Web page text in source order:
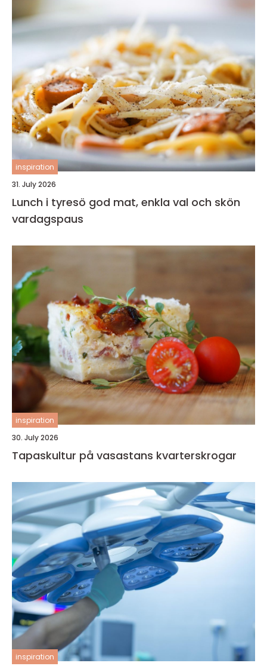
inspiration
31. July 2026
Lunch i tyresö god mat, enkla val och skön
vardagspaus
inspiration
30. July 2026
Tapaskultur på vasastans kvarterskrogar
inspiration